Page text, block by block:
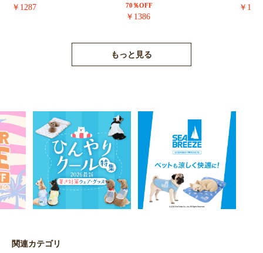
￥1287 70％OFF
￥1386
￥
もっと見る
関連カテゴリ